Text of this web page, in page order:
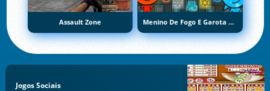
Assault Zone Menino De Fogo E Garota De Água 5: Elementos
Jogos Sociais